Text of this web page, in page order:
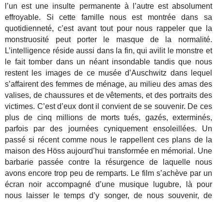
l’un est une insulte permanente à l’autre est absolument
effroyable. Si cette famille nous est montrée dans sa
quotidienneté, c’est avant tout pour nous rappeler que la
monstruosité peut porter le masque de la normalité.
L’intelligence réside aussi dans la fin, qui avilit le monstre et
le fait tomber dans un néant insondable tandis que nous
restent les images de ce musée d’Auschwitz dans lequel
s’affairent des femmes de ménage, au milieu des amas des
valises, de chaussures et de vêtements, et des portraits des
victimes. C’est d’eux dont il convient de se souvenir. De ces
plus de cinq millions de morts tués, gazés, exterminés,
parfois par des journées cyniquement ensoleillées. Un
passé si récent comme nous le rappellent ces plans de la
maison des Höss aujourd’hui transformée en mémorial. Une
barbarie passée contre la résurgence de laquelle nous
avons encore trop peu de remparts. Le film s’achève par un
écran noir accompagné d’une musique lugubre, là pour
nous laisser le temps d’y songer, de nous souvenir, de